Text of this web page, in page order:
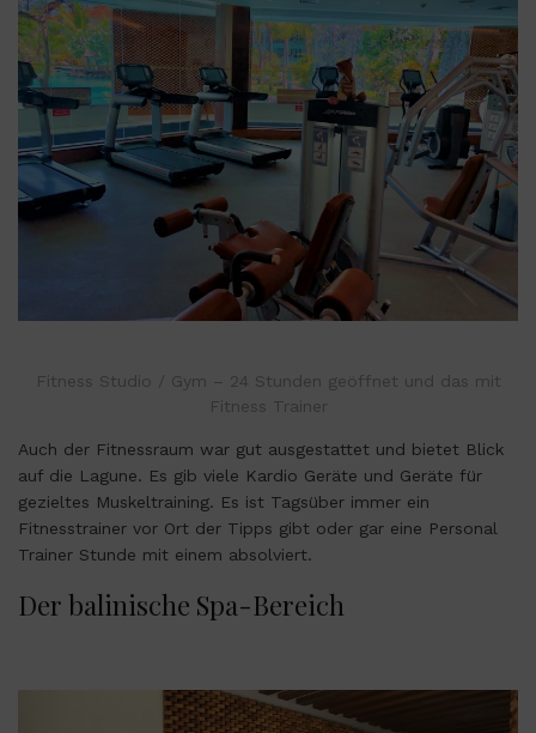
Fitness Studio / Gym – 24 Stunden geöffnet und das mit
Fitness Trainer
Auch der Fitnessraum war gut ausgestattet und bietet Blick
auf die Lagune. Es gib viele Kardio Geräte und Geräte für
gezieltes Muskeltraining. Es ist Tagsüber immer ein
Fitnesstrainer vor Ort der Tipps gibt oder gar eine Personal
Trainer Stunde mit einem absolviert.
Der balinische Spa-Bereich